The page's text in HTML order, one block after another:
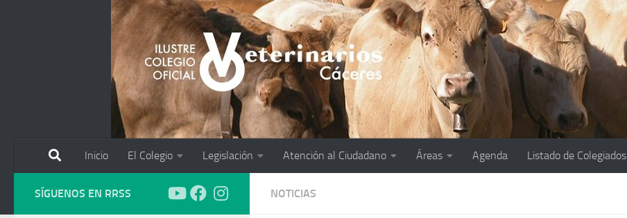
Inicio El Colegio Legislación Atención al Ciudadano Áreas Agenda Listado de Colegiados
NOTICIAS
SÍGUENOS EN RRSS